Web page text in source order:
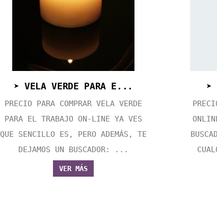
➤ VELA VERDE PARA E...
PRECIO PARA COMPRAR VELA VERDE
PARA EL TRABAJO ON-LINE YA VES
QUE SENCILLO ES, PERO ADEMÁS, TE
DEJAMOS UN BUSCADOR: ...
VER MÁS
➤